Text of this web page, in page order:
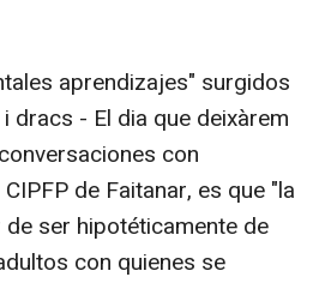
aprendizajes" surgidos
dracs - El dia que deixàrem
con
de Faitanar, es que "la
ser hipotéticamente de
con quienes se